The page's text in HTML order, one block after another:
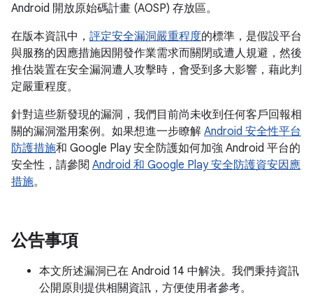
Android 開放原始碼計畫 (AOSP) 存放區。
在版本資訊中， 評定安全漏洞嚴重程度的標準，是假設平台
與服務的因應措施因開發作業需求而關閉或遭人規避，然後
推估裝置在安全漏洞遭人攻擊時，會受到多大影響，藉此判
定嚴重程度。
針對這些新發現的漏洞，我們目前尚未收到任何客戶回報相
關的漏洞濫用案例。如果想進一步瞭解 Android 安全性平台
防護措施和 Google Play 安全防護如何加強 Android 平台的
安全性，請參閱 Android 和 Google Play 安全防護資安因應
措施。
公告事項
本文所述漏洞已在 Android 14 中解決。我們秉持資訊
公開原則提供相關資訊，方便使用者參考。